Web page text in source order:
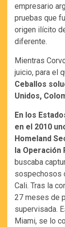
empresario
pruebas que
origen ilícito
diferente.
Mientras
juicio, para el
Ceballos
Unidos,
En los
en el 2010
Homeland
la Operación
buscaba
sospechosos
Cali. Tras la
27 meses de
supervisada.
Miami, se lo